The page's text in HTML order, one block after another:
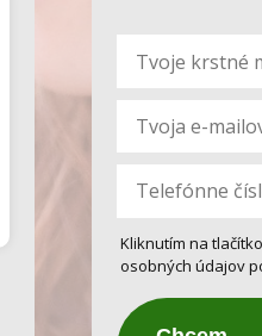
Kliknutím na
osobných údajov